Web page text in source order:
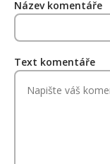
Název komentáře
Text komentáře